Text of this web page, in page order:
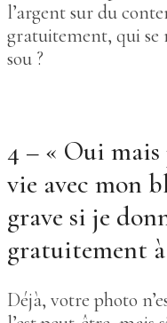
l’argent sur du
gratuitement, qui se
sou ?
4 – « Oui mais
vie avec mon
grave si je
gratuitement
Déjà, votre photo